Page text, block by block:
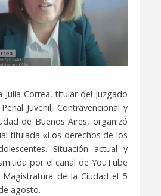
Julia Correa, titular del juzgado
Juvenil, Contravencional y
de Buenos Aires, organizó
titulada «Los derechos de los
Situación actual y
por el canal de YouTube
de la Ciudad el 5
agosto.